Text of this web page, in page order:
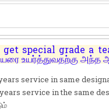
special grade a
உயர்த்துவதற்கு அந்த
service in same
service in the same